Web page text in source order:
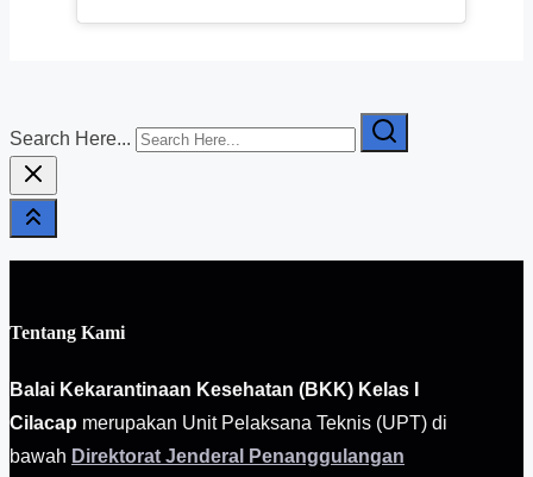
Search Here...
Tentang Kami
Balai Kekarantinaan Kesehatan (BKK) Kelas I
Cilacap merupakan Unit Pelaksana Teknis (UPT) di
bawah Direktorat Jenderal Penanggulangan